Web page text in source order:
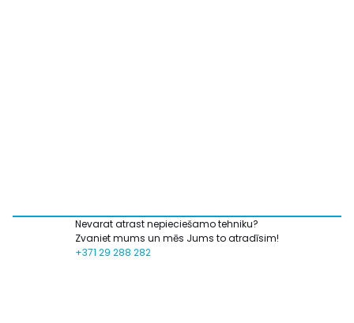
Nevarat atrast nepieciešamo tehniku?
Zvaniet mums un mēs Jums to atradīsim!
+371 29 288 282